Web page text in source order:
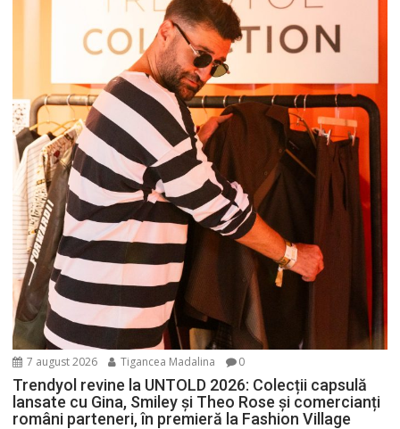
7 august 2026 Tigancea Madalina 0
Trendyol revine la UNTOLD 2026: Colecții capsulă
lansate cu Gina, Smiley și Theo Rose și comercianți
români parteneri, în premieră la Fashion Village